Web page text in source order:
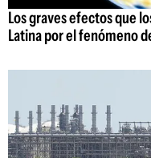
Los graves efectos que
Latina por el fenómeno